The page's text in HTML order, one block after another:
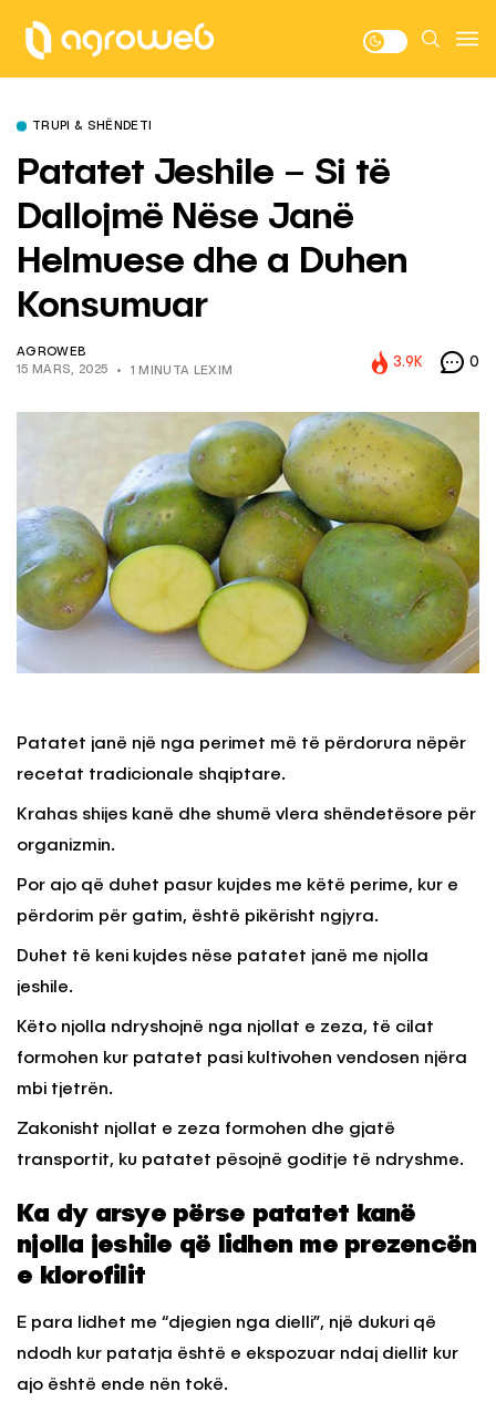
TRUPI & SHËNDETI
Patatet Jeshile – Si të
Dallojmë Nëse Janë
Helmuese dhe a Duhen
Konsumuar
AGROWEB
15 MARS, 2025
1 MINUTA LEXIM
3.9K 0
Patatet janë një nga perimet më të përdorura nëpër
recetat tradicionale shqiptare.
Krahas shijes kanë dhe shumë vlera shëndetësore për
organizmin.
Por ajo që duhet pasur kujdes me këtë perime, kur e
përdorim për gatim, është pikërisht ngjyra.
Duhet të keni kujdes nëse patatet janë me njolla
jeshile.
Këto njolla ndryshojnë nga njollat e zeza, të cilat
formohen kur patatet pasi kultivohen vendosen njëra
mbi tjetrën.
Zakonisht njollat e zeza formohen dhe gjatë
transportit, ku patatet pësojnë goditje të ndryshme.
Ka dy arsye përse patatet kanë
njolla jeshile që lidhen me prezencën
e klorofilit
E para lidhet me “djegien nga dielli”, një dukuri që
ndodh kur patatja është e ekspozuar ndaj diellit kur
ajo është ende nën tokë.